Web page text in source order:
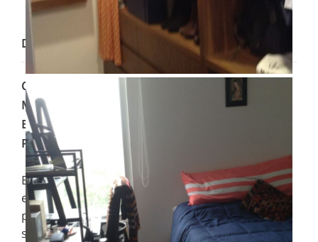
Salón de usos múltiples
Dirección
Colonia
Arbolada del Bosque
Municipio
Atizapán de Zaragoza
Estado
Estado de México
País: México
Esta propiedad tipo Departamentose encuentra
enVentay publicado en Grines Inmobiliaria. Su
precio es de $ 2,845,000.00M y cuenta con las
siguientes características: 2 сuartos recámaras, 2